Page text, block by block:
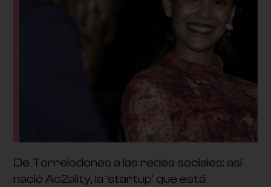
De Torrelodones a las redes sociales: así
nació Ac2ality, la 'startup' que está